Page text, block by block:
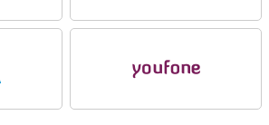
brandpuntsafstand zorgt voor beelden met
bij professionele camera’s ziet.
vrijheid tijdens het fotograferen en
legt juist extra brede beelden